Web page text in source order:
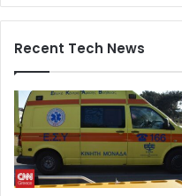
Recent Tech News